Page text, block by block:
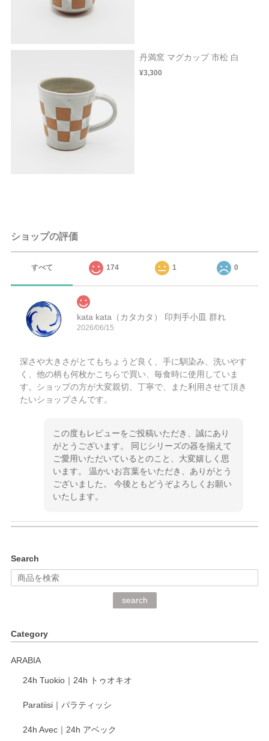
丹満窯 マグカップ 市松 白
¥3,300
ショップの評価
すべて 174 1 0
kata kata（カタカタ） 印判手小皿 群れ
2026/06/15
深さや大きさがとてもちょうど良く、手に馴染み、洗いやす
く、他の柄も何枚かこちらで買い、毎食時に使用していま
す。ショップの方が大変親切、丁寧で、また利用させて頂き
たいショップさんです。
この度もレビューをご投稿いただき、誠にあり
がとうございます。 同じシリーズの器を揃えて
ご愛用いただいているとのこと、大変嬉しく思
います。 温かいお言葉をいただき、ありがとう
ございました。 今後ともどうぞよろしくお願い
いたします。
深さや大きさがとてもちょうど良く、手に馴染み、洗いやす
く、他の柄も何枚かこちらで買い、毎食時に使用していま
く交換して下さいました。
がとうございます。 同じシリーズの器を揃えて
います。 温かいお言葉をいただき、ありがとう
いたします。
Search
search
Category
ARABIA
24h Tuokio｜24h トゥオキオ
Paratiisi｜パラティッシ
24h Avec｜24h アベック